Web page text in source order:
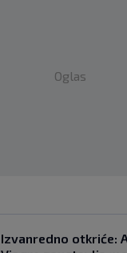
Oglas
Izvanredno otkriće: